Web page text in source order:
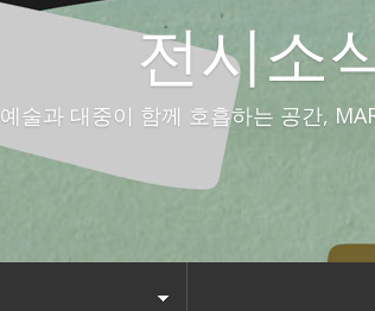
지난전시전시소
예술과 대중이 함께 호흡하는 공간,